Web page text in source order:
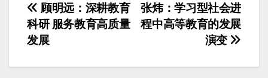
文
章
导
张炜：学习型社会进
程中高等教育的发展
演变
顾明远：深耕教育
科研 服务教育高质量
发展